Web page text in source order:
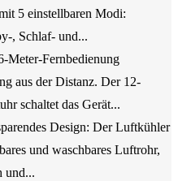
5 einstellbaren Modi:
, Schlaf- und...
Meter-Fernbedienung
aus der Distanz. Der 12-
schaltet das Gerät...
Design: Der Luftkühler
und waschbares Luftrohr,
und...